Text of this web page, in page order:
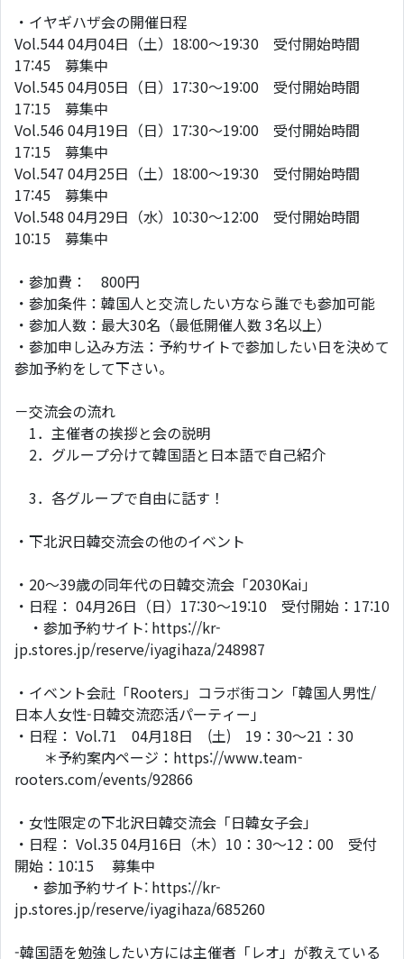
・イヤギハザ会の開催日程
Vol.544 04月04日（土）18:00～19:30 受付開始時間
17:45 募集中
Vol.545 04月05日（日）17:30～19:00 受付開始時間
17:15 募集中
Vol.546 04月19日（日）17:30～19:00 受付開始時間
17:15 募集中
Vol.547 04月25日（土）18:00～19:30 受付開始時間
17:45 募集中
Vol.548 04月29日（水）10:30～12:00 受付開始時間
10:15 募集中
・参加費： 800円
・参加条件：韓国人と交流したい方なら誰でも参加可能
・参加人数：最大30名（最低開催人数 3名以上）
・参加申し込み方法：予約サイトで参加したい日を決めて
参加予約をして下さい。
－交流会の流れ
1．主催者の挨拶と会の説明
2．グループ分けて韓国語と日本語で自己紹介
3．各グループで自由に話す！
・下北沢日韓交流会の他のイベント
・20～39歳の同年代の日韓交流会「2030Kai」
・日程： 04月26日（日）17:30～19:10 受付開始：17:10
・参加予約サイト: https://kr-
jp.stores.jp/reserve/iyagihaza/248987
・イベント会社「Rooters」コラボ街コン「韓国人男性/
日本人女性-日韓交流恋活パーティー」
・日程： Vol.71 04月18日 (土) 19：30～21：30
＊予約案内ページ：https://www.team-
rooters.com/events/92866
・女性限定の下北沢日韓交流会「日韓女子会」
・日程： Vol.35 04月16日（木）10：30～12：00 受付
開始：10:15 募集中
・参加予約サイト: https://kr-
jp.stores.jp/reserve/iyagihaza/685260
-韓国語を勉強したい方には主催者「レオ」が教えている